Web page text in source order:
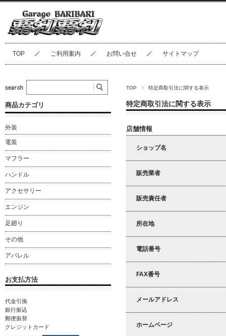
TOP ご利用案内 お問い合せ サイトマップ
TOP 特定商取引法に関する表示
特定商取引法に関する表示
店舗情報
ショップ名
販売業者
販売責任者
所在地
電話番号
FAX番号
メールアドレス
ホームページ
商品カテゴリ
外装
電装
マフラー
ハンドル
アクセサリー
エンジン
足廻り
その他
アパレル
お支払方法
代金引換
銀行振込
郵便振替
クレジットカード